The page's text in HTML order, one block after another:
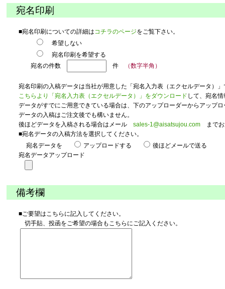
宛名印刷
■宛名印刷についての詳細はコチラのページをご覧下さい。
希望しない
宛名印刷を希望する
宛名の件数
件 （数字半角）
宛名印刷の入稿データは当社が用意した「宛名入力表（エクセルデータ）」
こちらより「宛名入力表（エクセルデータ）」をダウンロード して、宛名
データがすでにご用意できている場合は、下のアップローダーからアップロ
データの入稿はご注文後でも構いません。
後ほどデータを入稿される場合はメールsales-1@aisatsujou.com までお
■宛名データの入稿方法を選択してください。
宛名データを
アップロードする
後ほどメールで送る
宛名データアップロード
備考欄
■ご要望はこちらに記入してください。
切手貼、投函をご希望の場合もこちらにご記入ください。